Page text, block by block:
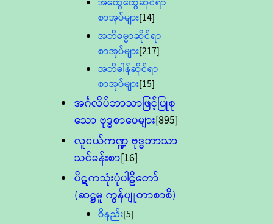
စာအုပ်များ[14]
အဘိဓမ္မာဆိုင်ရာ
စာအုပ်များ[217]
အဘိဓါန်ဆိုင်ရာ
စာအုပ်များ[15]
အင်္ဂလိပ်ဘာသာဖြင့်ပြုစု
သော ဗုဒ္ဓစာပေများ[895]
လူငယ်ကဏ္ဍ ဗုဒ္ဓဘာသာ
သင်ခန်းစာ[16]
ပိဋကသုံးပုံပါဠိတော်
(ဆဋ္ဌမူ ကွန်ပျူတာစာစီ)
ဝိနည်း[5]